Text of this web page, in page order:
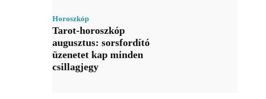
Horoszkóp
Tarot-horoszkóp
augusztus: sorsfordító
üzenetet kap minden
csillagjegy